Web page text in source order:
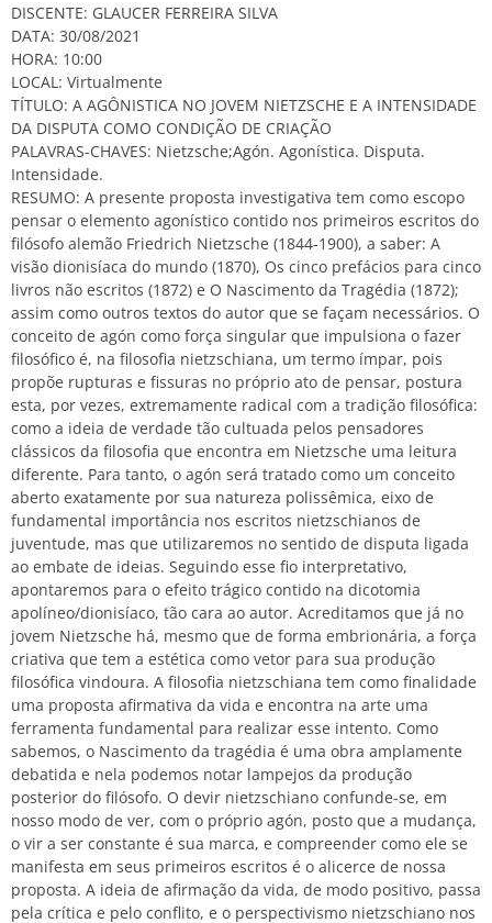
DISCENTE: GLAUCER FERREIRA SILVA
DATA: 30/08/2021
HORA: 10:00
LOCAL: Virtualmente
TÍTULO: A AGÔNISTICA NO JOVEM NIETZSCHE E A INTENSIDADE
DA DISPUTA COMO CONDIÇÃO DE CRIAÇÃO
PALAVRAS-CHAVES: Nietzsche;Agón. Agonística. Disputa.
Intensidade.
RESUMO: A presente proposta investigativa tem como escopo
pensar o elemento agonístico contido nos primeiros escritos do
filósofo alemão Friedrich Nietzsche (1844-1900), a saber: A
visão dionisíaca do mundo (1870), Os cinco prefácios para cinco
livros não escritos (1872) e O Nascimento da Tragédia (1872);
assim como outros textos do autor que se façam necessários. O
conceito de agón como força singular que impulsiona o fazer
filosófico é, na filosofia nietzschiana, um termo ímpar, pois
propõe rupturas e fissuras no próprio ato de pensar, postura
esta, por vezes, extremamente radical com a tradição filosófica:
como a ideia de verdade tão cultuada pelos pensadores
clássicos da filosofia que encontra em Nietzsche uma leitura
diferente. Para tanto, o agón será tratado como um conceito
aberto exatamente por sua natureza polissêmica, eixo de
fundamental importância nos escritos nietzschianos de
juventude, mas que utilizaremos no sentido de disputa ligada
ao embate de ideias. Seguindo esse fio interpretativo,
apontaremos para o efeito trágico contido na dicotomia
apolíneo/dionisíaco, tão cara ao autor. Acreditamos que já no
jovem Nietzsche há, mesmo que de forma embrionária, a força
criativa que tem a estética como vetor para sua produção
filosófica vindoura. A filosofia nietzschiana tem como finalidade
uma proposta afirmativa da vida e encontra na arte uma
ferramenta fundamental para realizar esse intento. Como
sabemos, o Nascimento da tragédia é uma obra amplamente
debatida e nela podemos notar lampejos da produção
posterior do filósofo. O devir nietzschiano confunde-se, em
nosso modo de ver, com o próprio agón, posto que a mudança,
o vir a ser constante é sua marca, e compreender como ele se
manifesta em seus primeiros escritos é o alicerce de nossa
proposta. A ideia de afirmação da vida, de modo positivo, passa
pela crítica e pelo conflito, e o perspectivismo nietzschiano nos